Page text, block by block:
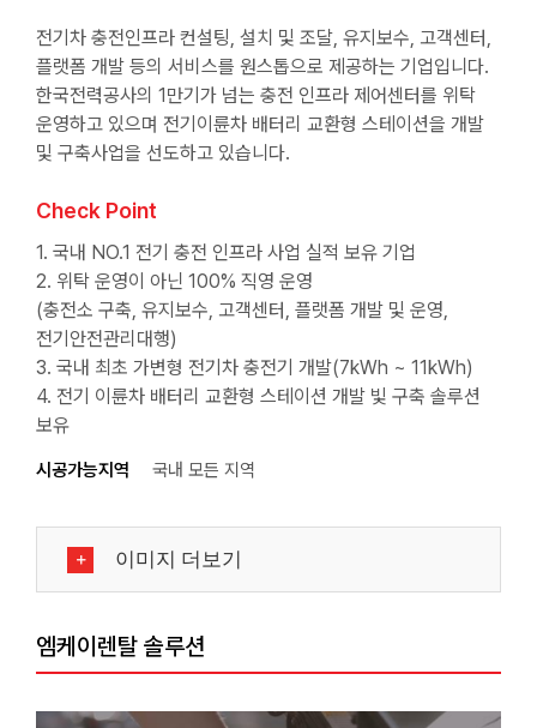
전기차 충전인프라 컨설팅, 설치 및 조달, 유지보수, 고객센터,
플랫폼 개발 등의 서비스를 원스톱으로 제공하는 기업입니다.
한국전력공사의 1만기가 넘는 충전 인프라 제어센터를 위탁
운영하고 있으며 전기이륜차 배터리 교환형 스테이션을 개발
및 구축사업을 선도하고 있습니다.
Check Point
1. 국내 NO.1 전기 충전 인프라 사업 실적 보유 기업
2. 위탁 운영이 아닌 100% 직영 운영
(충전소 구축, 유지보수, 고객센터, 플랫폼 개발 및 운영,
전기안전관리대행)
3. 국내 최초 가변형 전기차 충전기 개발(7kWh ~ 11kWh)
4. 전기 이륜차 배터리 교환형 스테이션 개발 빛 구축 솔루션
보유
시공가능지역 국내 모든 지역
이미지 더보기
엠케이렌탈 솔루션